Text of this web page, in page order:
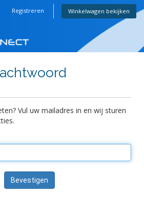
Registreren Winkelwagen bekijken
Vul uw mailadres in en wij sturen
Bevestigen